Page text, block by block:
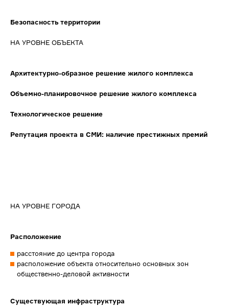
Безопасность территории
НА УРОВНЕ ОБЪЕКТА
Архитектурно-образное решение жилого комплекса
Объемно-планировочное решение жилого комплекса
Технологическое решение
Репутация проекта в СМИ: наличие престижных премий
НА УРОВНЕ ГОРОДА
Расположение
расстояние до центра города
расположение объекта относительно основных зон
общественно-деловой активности
Существующая инфраструктура